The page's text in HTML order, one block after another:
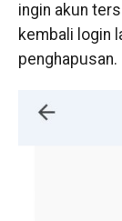
ingin akun
kembali login
penghapusan.